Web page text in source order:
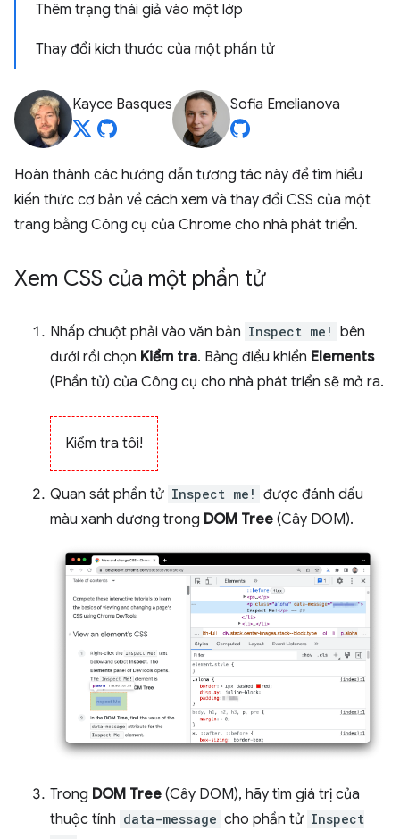
Thêm trạng thái giả vào một lớp
Thay đổi kích thước của một phần tử
Kayce Basques Sofia Emelianova
Hoàn thành các hướng dẫn tương tác này để tìm hiểu
kiến thức cơ bản về cách xem và thay đổi CSS của một
trang bằng Công cụ của Chrome cho nhà phát triển.
Xem CSS của một phần tử
Nhấp chuột phải vào văn bản Inspect me! bên
dưới rồi chọn Kiểm tra. Bảng điều khiển Elements
(Phần tử) của Công cụ cho nhà phát triển sẽ mở ra.
Kiểm tra tôi!
Quan sát phần tử Inspect me! được đánh dấu
màu xanh dương trong DOM Tree (Cây DOM).
Trong DOM Tree (Cây DOM), hãy tìm giá trị của
thuộc tính data-message cho phần tử Inspect